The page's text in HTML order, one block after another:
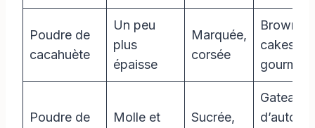
Poudre de
cacahuète
Un peu
plus
épaisse
Marquée,
corsée
cakes
Poudre de
Molle et
Sucrée,
Gateaux